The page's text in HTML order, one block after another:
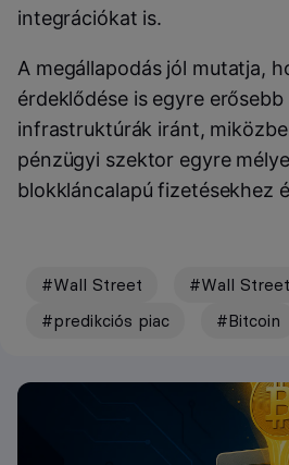
integrációkat is.
A megállapodás jól mutatja,
érdeklődése is egyre
infrastruktúrák iránt,
pénzügyi szektor egyre
blokkláncalapú fizetésekhez
#Wall Street
#Wall Street
#predikciós piac
#Bitcoin